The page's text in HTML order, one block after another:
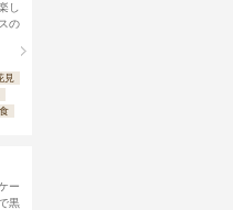
し
の
見
ー
黒